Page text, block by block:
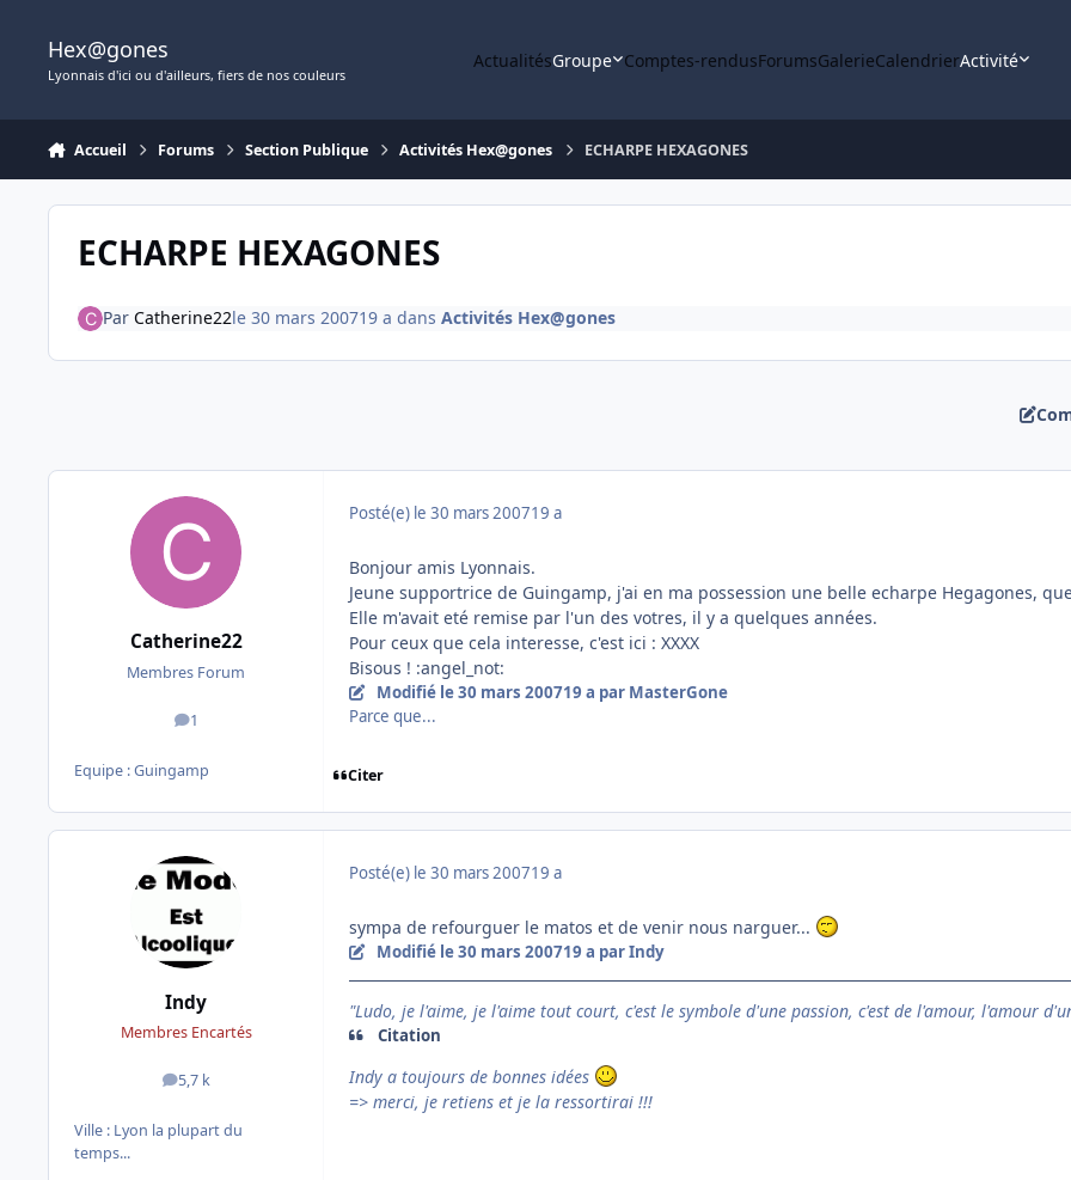
Hex@gones
Lyonnais d'ici ou d'ailleurs, fiers de nos couleurs
ActualitésGroupe Comptes-rendusForumsGalerieCalendrierActivité
Accueil Forums Section Publique Activités Hex@gones ECHARPE HEXAGONES
ECHARPE HEXAGONES
Par Catherine22le 30 mars 200719 a dans Activités Hex@gones
Catherine22
Membres Forum
1
messages
Equipe : Guingamp
Posté(e) le 30 mars 200719 a
Bonjour amis Lyonnais.
Jeune supportrice de Guingamp, j'ai en ma possession une belle echarpe Hegagones,
Elle m'avait eté remise par l'un des votres, il y a quelques années.
Pour ceux que cela interesse, c'est ici : XXXX
Bisous ! :angel_not:
Modifié le 30 mars 200719 a par MasterGone
Parce que...
Citer
Indy
Membres Encartés
5,7 k
messages
Ville : Lyon la plupart du
temps...
Posté(e) le 30 mars 200719 a
sympa de refourguer le matos et de venir nous narguer...
Modifié le 30 mars 200719 a par Indy
"Ludo, je l'aime, je l'aime tout court, c'est le symbole d'une passion, c'est de l'amour, l'amour
Citation
Indy a toujours de bonnes idées
=> merci, je retiens et je la ressortirai !!!